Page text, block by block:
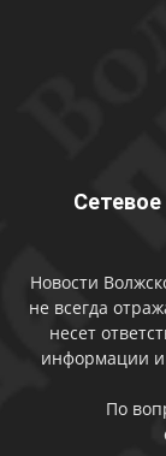
Новости
не всегда
несет
информации и
По